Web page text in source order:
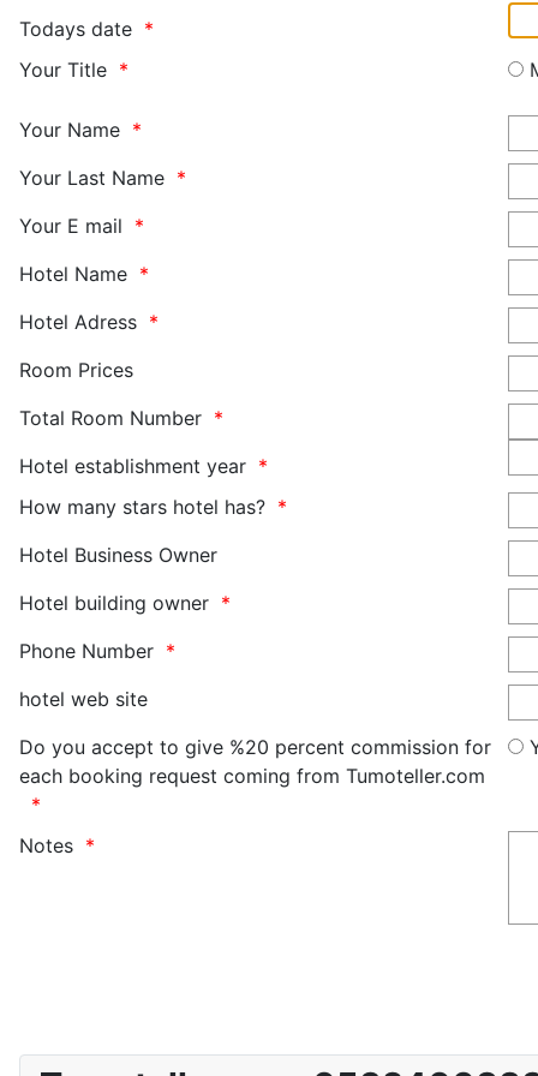
Todays date
Your Title
Your Name
Your Last Name
Your E mail
Hotel Name
Hotel Adress
Room Prices
Total Room Number
Hotel establishment year
How many stars hotel has?
Hotel Business Owner
Hotel building owner
Phone Number
hotel web site
Do you accept to give %20 percent commission for
each booking request coming from Tumoteller.com
Notes